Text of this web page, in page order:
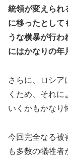
統領が変えられ
に移ったとして
うな横暴が行わ
にはかなりの年
さらに、ロシア
くため、それ
いくかもかなり
今回完全なる被
も多数の犠牲